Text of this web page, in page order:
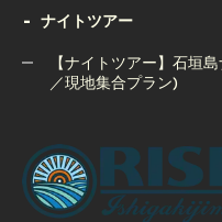
【夕方開催】石垣島サン
ナイトツアー
【ナイトツアー】石垣
／現地集合プラン)
／現地集合プラン)